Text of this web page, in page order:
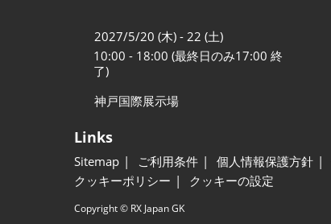
2027/5/20 (木) - 22 (土)
10:00 - 18:00 (最終日のみ17:00 終
了)
神戸国際展示場
Links
Sitemap ご利用条件 個人情報保護方針
クッキーポリシー
クッキーの設定
Copyright © RX Japan GK